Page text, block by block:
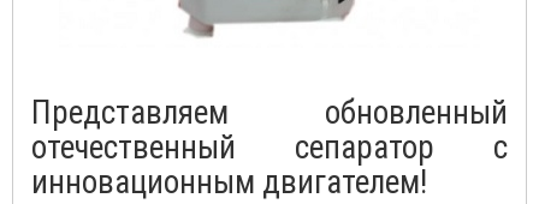
Представляем обновленный
отечественный сепаратор с
инновационным двигателем!